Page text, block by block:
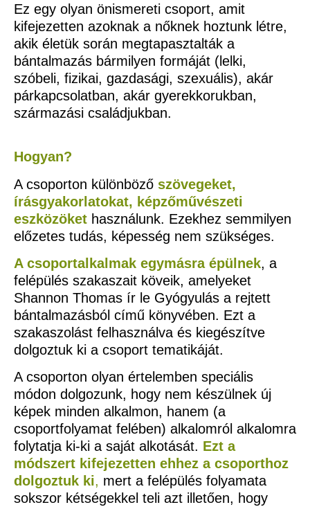
Ez egy olyan önismereti csoport, amit
kifejezetten azoknak a nőknek hoztunk létre,
akik életük során megtapasztalták a
bántalmazás bármilyen formáját (lelki,
szóbeli, fizikai, gazdasági, szexuális), akár
párkapcsolatban, akár gyerekkorukban,
származási családjukban.
Hogyan?
A csoporton különböző szövegeket,
írásgyakorlatokat, képzőművészeti
eszközöket használunk. Ezekhez semmilyen
előzetes tudás, képesség nem szükséges.
A csoportalkalmak egymásra épülnek, a
felépülés szakaszait köveik, amelyeket
Shannon Thomas ír le Gyógyulás a rejtett
bántalmazásból című könyvében. Ezt a
szakaszolást felhasználva és kiegészítve
dolgoztuk ki a csoport tematikáját.
A csoporton olyan értelemben speciális
módon dolgozunk, hogy nem készülnek új
képek minden alkalmon, hanem (a
csoportfolyamat felében) alkalomról alkalomra
folytatja ki-ki a saját alkotását. Ezt a
módszert kifejezetten ehhez a csoporthoz
dolgoztuk ki, mert a felépülés folyamata
sokszor kétségekkel teli azt illetően, hogy